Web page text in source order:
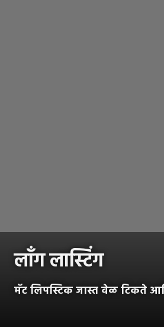
लाँग लास्टिंग
मॅट लिपस्टिक जास्त वेळ टिकते